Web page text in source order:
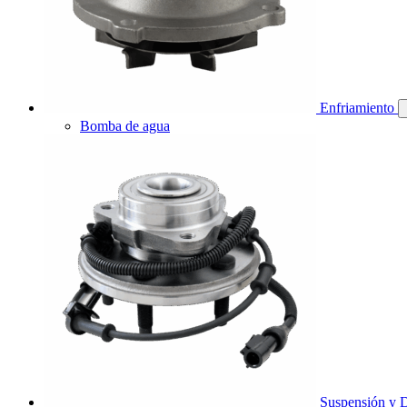
Enfriamiento
Bomba de agua
Suspensión y